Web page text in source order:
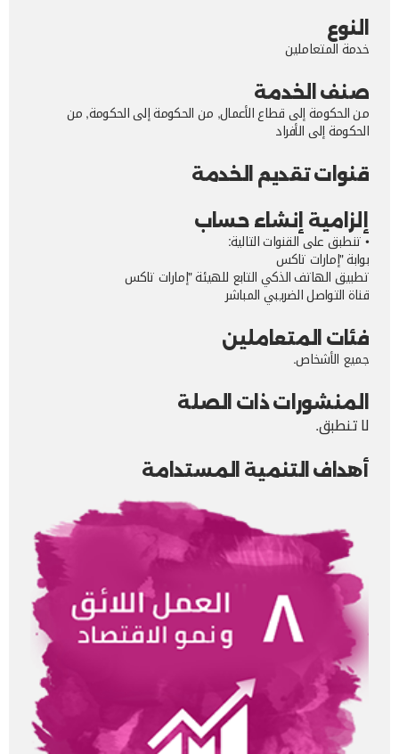
النوع
خدمة المتعاملين
صنف الخدمة
من الحكومة إلى قطاع الأعمال, من الحكومة إلى الحكومة, من
الحكومة إلى الأفراد
قنوات تقديم الخدمة
إلزامية إنشاء حساب
• تنطبق على القنوات التالية:
بوابة "إمارات تاكس
تطبيق الهاتف الذكي التابع للهيئة "إمارات تاكس
قناة التواصل الضريبي المباشر
فئات المتعاملين
جميع الأشخاص.
المنشورات ذات الصلة
لا تنطبق.
أهداف التنمية المستدامة